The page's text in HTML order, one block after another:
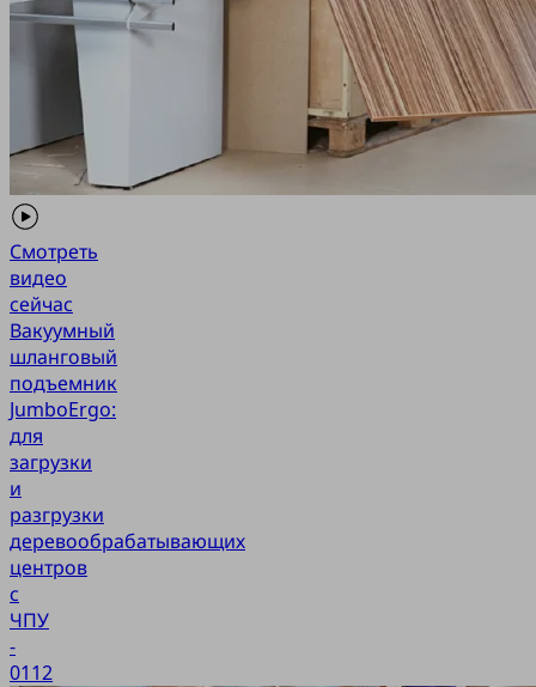
Смотреть
видео
сейчас
Вакуумный
шланговый
подъемник
JumboErgo:
для
загрузки
и
разгрузки
деревообрабатывающих
центров
с
ЧПУ
-
0112